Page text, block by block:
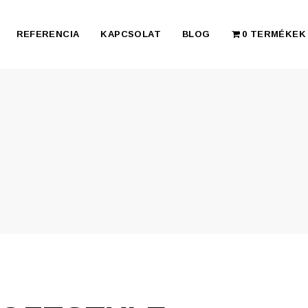
REFERENCIA KAPCSOLAT BLOG 0 TERMÉKEK